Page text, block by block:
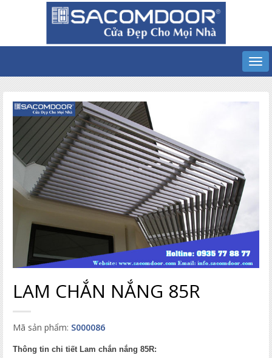
LAM CHẮN NẮNG 85R
Mã sản phẩm: S000086
Thông tin chi tiết Lam chắn nắng 85R: